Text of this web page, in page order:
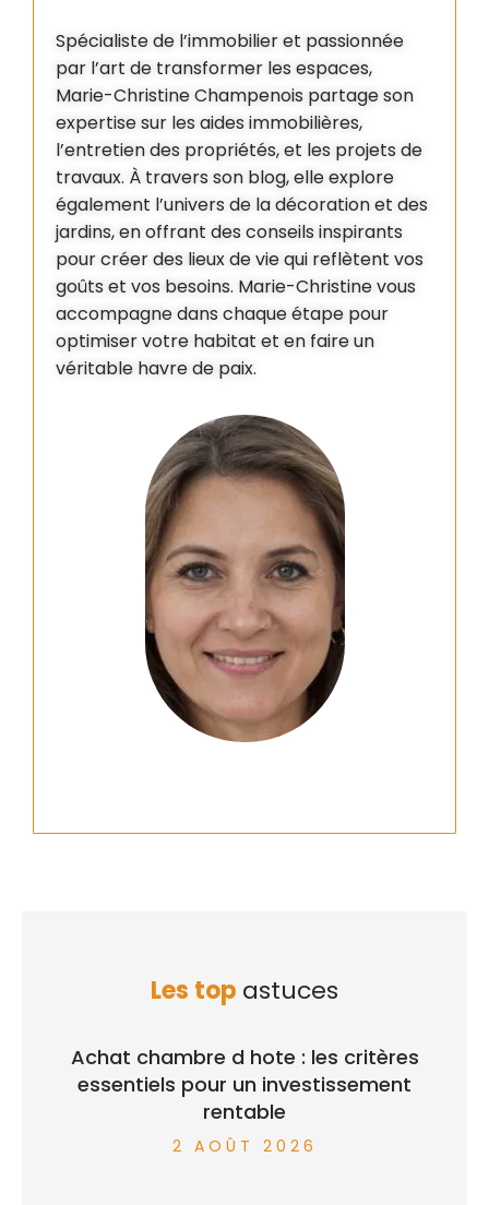
Spécialiste de l’immobilier et passionnée
par l’art de transformer les espaces,
Marie-Christine Champenois partage son
expertise sur les aides immobilières,
l’entretien des propriétés, et les projets de
travaux. À travers son blog, elle explore
également l’univers de la décoration et des
jardins, en offrant des conseils inspirants
pour créer des lieux de vie qui reflètent vos
goûts et vos besoins. Marie-Christine vous
accompagne dans chaque étape pour
optimiser votre habitat et en faire un
véritable havre de paix.
Les top astuces
Achat chambre d hote : les critères
essentiels pour un investissement
rentable
2 AOÛT 2026